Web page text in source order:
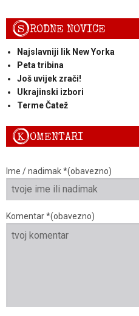
SRODNE NOVICE
Najslavniji lik New Yorka
Peta tribina
Još uvijek zrači!
Ukrajinski izbori
Terme Čatež
KOMENTARI
Ime / nadimak *(obavezno)
Komentar *(obavezno)